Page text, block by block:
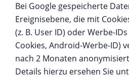
Bei Google gespeicherte
Ereignisebene, die mit
(z. B. User ID) oder Werbe-
Cookies, Android-Werbe-ID)
nach 2 Monaten
Details hierzu ersehen Sie